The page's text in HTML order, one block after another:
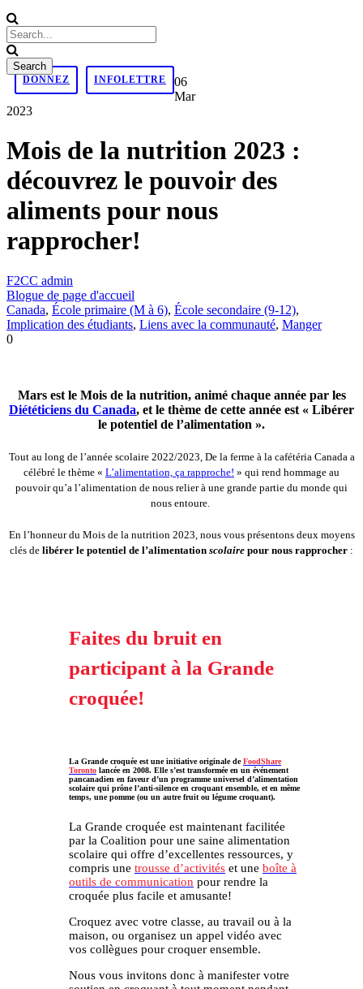
DONNEZ INFOLETTRE
06
Mar
2023
Mois de la nutrition 2023 :
découvrez le pouvoir des
aliments pour nous
rapprocher!
F2CC admin
Blogue de page d'accueil
Canada, École primaire (M à 6), École secondaire (9-12),
Implication des étudiants, Liens avec la communauté, Manger
0
Mars est le Mois de la nutrition, animé chaque année par les
Diététiciens du Canada, et le thème de cette année est « Libérer
le potentiel de l’alimentation ».
Tout au long de l’année scolaire 2022/2023, De la ferme à la cafétéria Canada a
célébré le thème « L’alimentation, ça rapproche! » qui rend hommage au
pouvoir qu’a l’alimentation de nous relier à une grande partie du monde qui
nous entoure.
En l’honneur du Mois de la nutrition 2023, nous vous présentons deux moyens
clés de libérer le potentiel de l’alimentation scolaire pour nous rapprocher :
Faites du bruit en
participant à la Grande
croquée!
La Grande croquée est une initiative originale deFoodShare
Toronto lancée en 2008. Elle s’est transformée en un événement
pancanadien en faveur d’un programme universel d’alimentation
scolaire qui prône l’anti-silence en croquant ensemble, et en même
temps, une pomme (ou un autre fruit ou légume croquant).
La Grande croquée est maintenant facilitée
par la Coalition pour une saine alimentation
scolaire qui offre d’excellentes ressources, y
compris une trousse d’activités et une boîte à
outils de communication pour rendre la
croquée plus facile et amusante!
Croquez avec votre classe, au travail ou à la
maison, ou organisez un appel vidéo avec
vos collègues pour croquer ensemble.
Nous vous invitons donc à manifester votre